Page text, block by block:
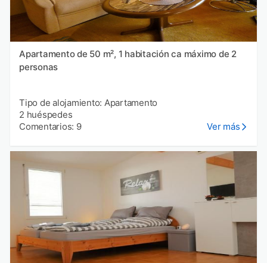
Apartamento de 50 m², 1 habitación ca máximo de 2
personas
Tipo de alojamiento: Apartamento
2 huéspedes
Comentarios: 9
Ver más